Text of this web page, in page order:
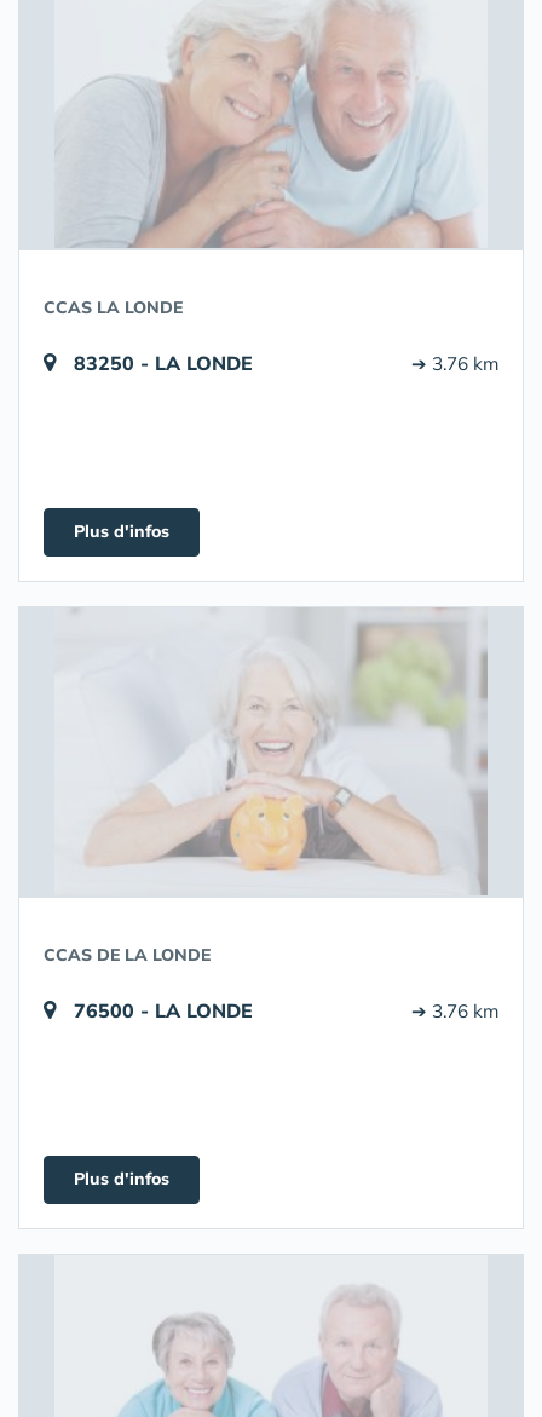
CCAS LA LONDE
83250 - LA LONDE ➔ 3.76 km
Plus d'infos
CCAS DE LA LONDE
76500 - LA LONDE ➔ 3.76 km
Plus d'infos